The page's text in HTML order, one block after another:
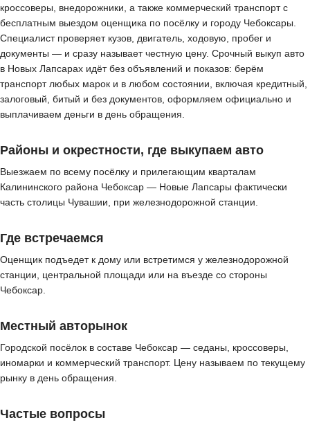
кроссоверы, внедорожники, а также коммерческий транспорт с
бесплатным выездом оценщика по посёлку и городу Чебоксары.
Специалист проверяет кузов, двигатель, ходовую, пробег и
документы — и сразу называет честную цену. Срочный выкуп авто
в Новых Лапсарах идёт без объявлений и показов: берём
транспорт любых марок и в любом состоянии, включая кредитный,
залоговый, битый и без документов, оформляем официально и
выплачиваем деньги в день обращения.
Районы и окрестности, где выкупаем авто
Выезжаем по всему посёлку и прилегающим кварталам
Калининского района Чебоксар — Новые Лапсары фактически
часть столицы Чувашии, при железнодорожной станции.
Где встречаемся
Оценщик подъедет к дому или встретимся у железнодорожной
станции, центральной площади или на въезде со стороны
Чебоксар.
Местный авторынок
Городской посёлок в составе Чебоксар — седаны, кроссоверы,
иномарки и коммерческий транспорт. Цену называем по текущему
рынку в день обращения.
Частые вопросы